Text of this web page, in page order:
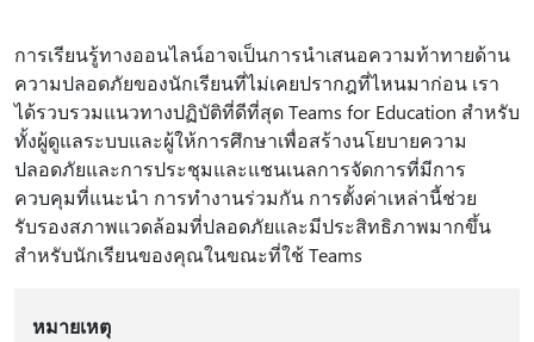
การเรียนรู้ทางออนไลน์อาจเป็นการนำเสนอความท้าทายด้าน
ความปลอดภัยของนักเรียนที่ไม่เคยปรากฎที่ไหนมาก่อน เรา
ได้รวบรวมแนวทางปฏิบัติที่ดีที่สุด Teams for Education สําหรับ
ทั้งผู้ดูแลระบบและผู้ให้การศึกษาเพื่อสร้างนโยบายความ
ปลอดภัยและการประชุมและแชนเนลการจัดการที่มีการ
ควบคุมที่แนะนํา การทํางานร่วมกัน การตั้งค่าเหล่านี้ช่วย
รับรองสภาพแวดล้อมที่ปลอดภัยและมีประสิทธิภาพมากขึ้น
สําหรับนักเรียนของคุณในขณะที่ใช้ Teams
หมายเหตุ